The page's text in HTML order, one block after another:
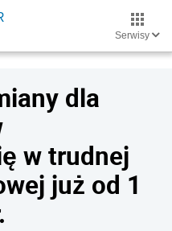
Serwisy
dla
w trudnej
już od 1